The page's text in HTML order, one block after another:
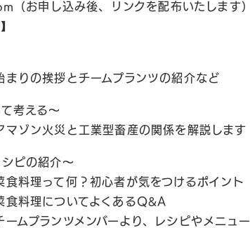
（お申し込み後、リンクを配布いたします）
の挨拶とチームプランツの紹介など
考える〜
ン火災と工業型畜産の関係を解説します
ピの紹介〜
理って何？初心者が気をつけるポイント
料理についてよくあるQ&A
プランツメンバーより、レシピやメニュ